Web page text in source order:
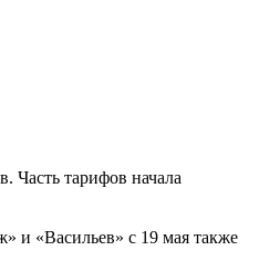
Часть тарифов начала
и «Васильев» с 19 мая также